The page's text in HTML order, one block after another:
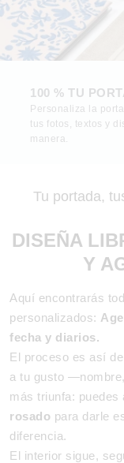
100 % TU
Personaliza la
tus fotos, textos y
manera.
Tu portada,
DISEÑA
Y
Aquí encontrarás
personalizados:
fecha y diarios.
El proceso es así
a tu gusto
más triunfa: puedes
rosado para darle
diferencia.
El interior sigue,